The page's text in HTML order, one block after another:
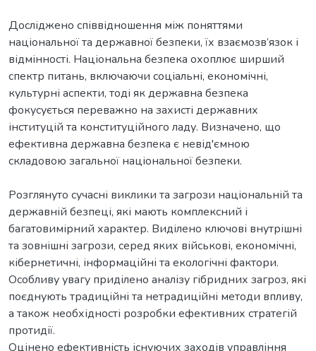
Досліджено співвідношення між поняттями
національної та державної безпеки, їх взаємозв’язок і
відмінності. Національна безпека охоплює ширший
спектр питань, включаючи соціальні, економічні,
культурні аспекти, тоді як державна безпека
фокусується переважно на захисті державних
інституцій та конституційного ладу. Визначено, що
ефективна державна безпека є невід'ємною
складовою загальної національної безпеки.
Розглянуто сучасні виклики та загрози національній та
державній безпеці, які мають комплексний і
багатовимірний характер. Виділено ключові внутрішні
та зовнішні загрози, серед яких військові, економічні,
кібернетичні, інформаційні та екологічні фактори.
Особливу увагу приділено аналізу гібридних загроз, які
поєднують традиційні та нетрадиційні методи впливу,
а також необхідності розробки ефективних стратегій
протидії.
Оцінено ефективність існуючих заходів управління